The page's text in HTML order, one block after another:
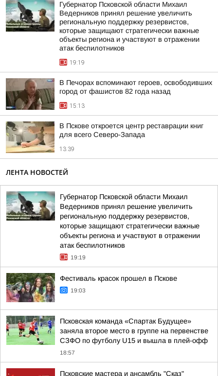
Губернатор Псковской области Михаил
Ведерников принял решение увеличить
региональную поддержку резервистов,
которые защищают стратегически важные
объекты региона и участвуют в отражении
атак беспилотников
19:19
В Печорах вспоминают героев, освободивших
город от фашистов 82 года назад
15:13
В Пскове откроется центр реставрации книг
для всего Северо-Запада
13:39
ЛЕНТА НОВОСТЕЙ
Губернатор Псковской области Михаил
Ведерников принял решение увеличить
региональную поддержку резервистов,
которые защищают стратегически важные
объекты региона и участвуют в отражении
атак беспилотников
19:19
Фестиваль красок прошел в Пскове
19:03
Псковская команда «Спартак Будущее»
заняла второе место в группе на первенстве
СЗФО по футболу U15 и вышла в плей-офф
18:57
Псковские мастера и ансамбль "Сказ"